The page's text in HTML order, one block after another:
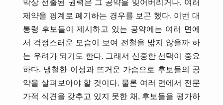
막상 선출된 권력은 그 공약을 잊어버리거나, 여러
제약을 핑계로 폐기하는 경우를 보곤 했다. 이번 대
통령 후보들이 제시하고 있는 공약에는 여러 면에
서 걱정스러운 모습이 보여 전철을 밟지 않을까 하
는 우려가 되기도 한다. 그래서 신중한 선택이 중요
하다. 냉철한 이성과 뜨거운 가슴으로 후보들의 공
약을 살펴보아야 할 것이다. 물론 여러 면에서 전문
가적 식견을 갖추고 있지 못한 채, 후보들을 평가하